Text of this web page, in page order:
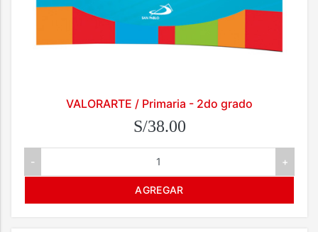
VALORARTE / Primaria - 2do grado
S/38.00
- +
AGREGAR